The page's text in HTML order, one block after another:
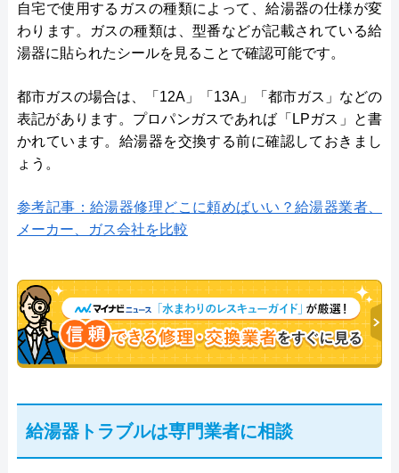
自宅で使用するガスの種類によって、給湯器の仕様が変
わります。ガスの種類は、型番などが記載されている給
湯器に貼られたシールを見ることで確認可能です。
都市ガスの場合は、「12A」「13A」「都市ガス」などの
表記があります。プロパンガスであれば「LPガス」と書
かれています。給湯器を交換する前に確認しておきまし
ょう。
参考記事：給湯器修理どこに頼めばいい？給湯器業者、
メーカー、ガス会社を比較
給湯器トラブルは専門業者に相談